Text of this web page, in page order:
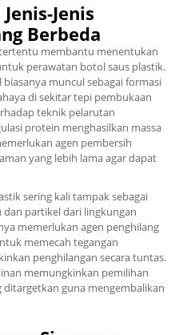
Jenis
Berbeda
membantu menentukan
perawatan botol saus plastik.
muncul sebagai formasi
di sekitar tepi pembukaan
teknik pelarutan
protein menghasilkan massa
agen pembersih
yang lebih lama agar dapat
sering kali tampak sebagai
dan partikel dari lingkungan
memerlukan agen penghilang
memecah tegangan
penghilangan secara tuntas.
memungkinkan pemilihan
guna mengembalikan